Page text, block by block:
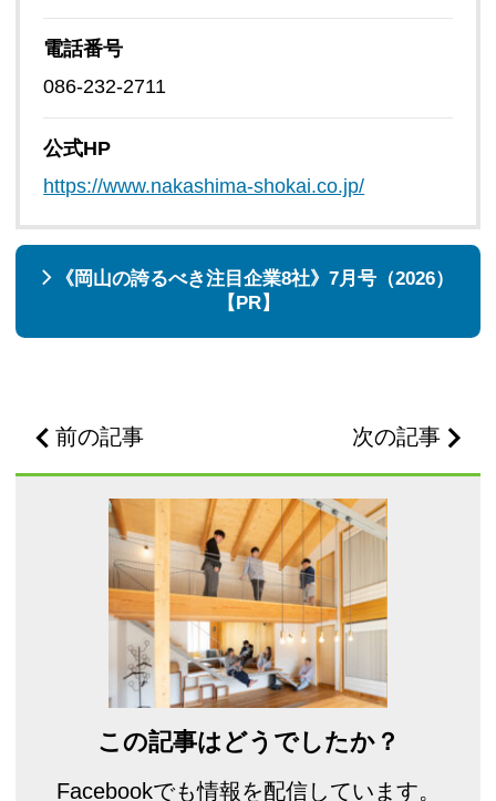
電話番号
086-232-2711
公式HP
https://www.nakashima-shokai.co.jp/
《岡山の誇るべき注目企業8社》7月号（2026）
【PR】
前の記事 次の記事
この記事はどうでしたか？
Facebookでも情報を配信しています。